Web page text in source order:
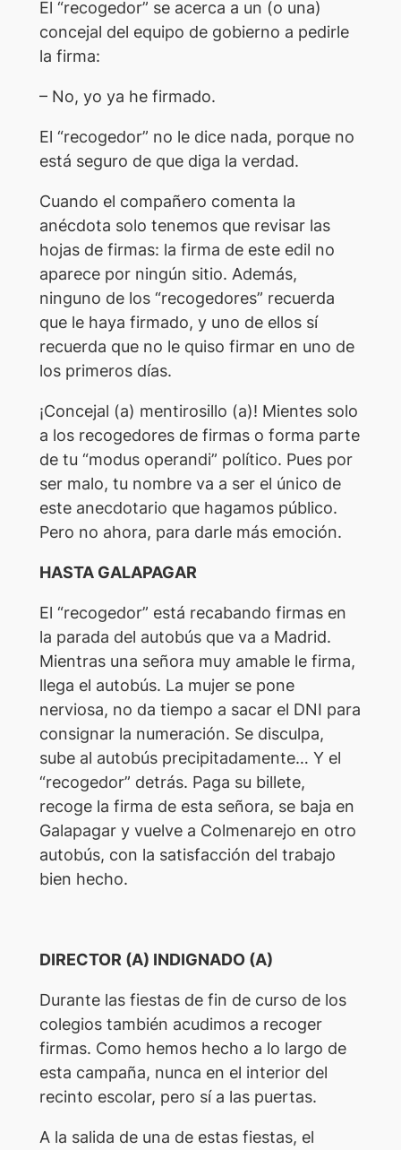
El “recogedor” se acerca a un (o una)
concejal del equipo de gobierno a pedirle
la firma:
– No, yo ya he firmado.
El “recogedor” no le dice nada, porque no
está seguro de que diga la verdad.
Cuando el compañero comenta la
anécdota solo tenemos que revisar las
hojas de firmas: la firma de este edil no
aparece por ningún sitio. Además,
ninguno de los “recogedores” recuerda
que le haya firmado, y uno de ellos sí
recuerda que no le quiso firmar en uno de
los primeros días.
¡Concejal (a) mentirosillo (a)! Mientes solo
a los recogedores de firmas o forma parte
de tu “modus operandi” político. Pues por
ser malo, tu nombre va a ser el único de
este anecdotario que hagamos público.
Pero no ahora, para darle más emoción.
HASTA GALAPAGAR
El “recogedor” está recabando firmas en
la parada del autobús que va a Madrid.
Mientras una señora muy amable le firma,
llega el autobús. La mujer se pone
nerviosa, no da tiempo a sacar el DNI para
consignar la numeración. Se disculpa,
sube al autobús precipitadamente… Y el
“recogedor” detrás. Paga su billete,
recoge la firma de esta señora, se baja en
Galapagar y vuelve a Colmenarejo en otro
autobús, con la satisfacción del trabajo
bien hecho.
DIRECTOR (A) INDIGNADO (A)
Durante las fiestas de fin de curso de los
colegios también acudimos a recoger
firmas. Como hemos hecho a lo largo de
esta campaña, nunca en el interior del
recinto escolar, pero sí a las puertas.
A la salida de una de estas fiestas, el